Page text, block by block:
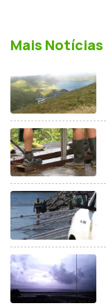
Mais Notícias